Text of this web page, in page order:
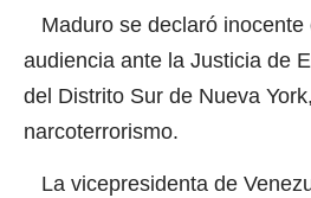
Maduro se declaró inocente
audiencia ante la Justicia de
del Distrito Sur de Nueva
narcoterrorismo.
La vicepresidenta de